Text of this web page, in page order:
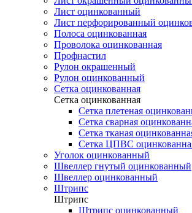
Лист оцинкованный
Лист перфорированный
Полоса оцинкованная
Проволока оцинкованная
Профнастил
Рулон окрашенный
Рулон оцинкованный
Сетка оцинкованная
Сетка оцинкованная
Сетка плетеная
Сетка сварная
Сетка тканая
Сетка ЦПВС
Уголок оцинкованный
Швеллер гнутый оцинкованный
Швеллер оцинкованный
Штрипс
Штрипс
Штрипс оцинкованный